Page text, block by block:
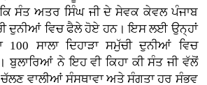
ਸੰਤ ਅਤਰ ਸਿੰਘ ਜੀ ਦੇ ਸੇਵਕ ਕੇਵਲ ਪੰਜਾਬ
ਦੁਨੀਆਂ ਵਿਚ ਫੈਲੇ ਹੋਏ ਹਨ। ਇਸ ਲਈ ਉਨ੍ਹਾਂ
ਸਾਲਾ ਦਿਹਾੜਾ ਸਮੁੱਚੀ ਦੁਨੀਆਂ ਵਿਚ
ਬੁਲਾਰਿਆਂ ਨੇ ਇਹ ਵੀ ਕਿਹਾ ਕੀ ਸੰਤ ਜੀ ਵੱਲੋਂ
ਵਾਲੀਆਂ ਸੰਸਥਾਵਾ ਅਤੇ ਸੰਗਤਾ ਹਰ ਸੰਭਵ